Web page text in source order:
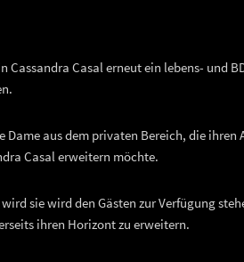
Cassandra Casal erneut ein lebens- und
Dame aus dem privaten Bereich, die
Casal erweitern möchte.
sie wird den Gästen zur Verfügung
ihren Horizont zu erweitern.